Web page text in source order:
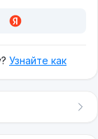
Узнайте как